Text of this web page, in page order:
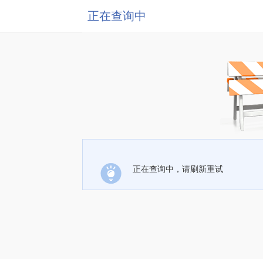
正在查询中
正在查询中，请刷新重试